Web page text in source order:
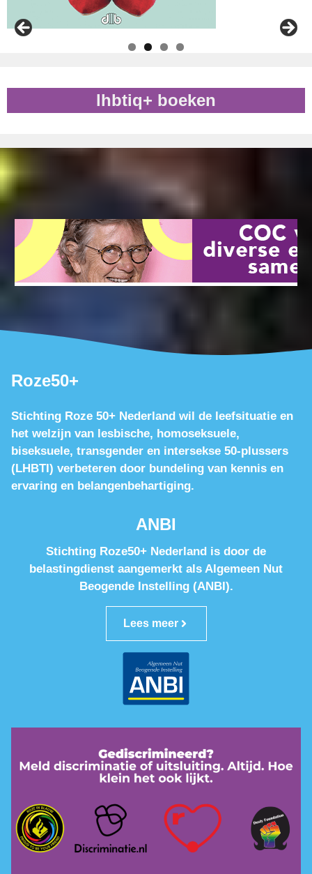
lhbtiq+ boeken
Roze50+
Stichting Roze 50+ Nederland wil de leefsituatie en
het welzijn van lesbische, homoseksuele,
biseksuele, transgender en intersekse 50-plussers
(LHBTI) verbeteren door bundeling van kennis en
ervaring en belangenbehartiging.
ANBI
Stichting Roze50+ Nederland is door de
belastingdienst aangemerkt als Algemeen Nut
Beogende Instelling (ANBI).
Lees meer